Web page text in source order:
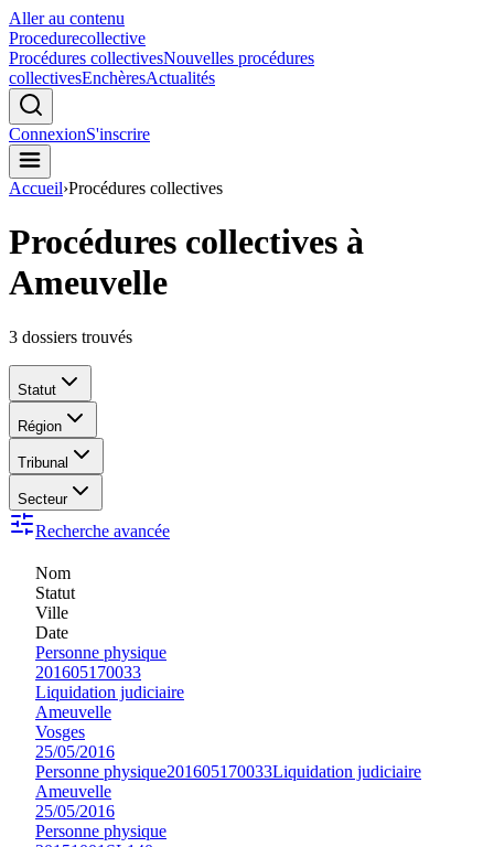
Aller au contenu
Procedurecollective
Procédures collectivesNouvelles procédures
collectivesEnchèresActualités
ConnexionS'inscrire
Accueil›Procédures collectives
Procédures collectives à
Ameuvelle
3 dossiers trouvés
Statut
Région
Tribunal
Secteur
Recherche avancée
Nom
Statut
Ville
Date
Personne physique
201605170033
Liquidation judiciaire
Ameuvelle
Vosges
25/05/2016
Personne physique201605170033Liquidation judiciaire
Ameuvelle
25/05/2016
Personne physique